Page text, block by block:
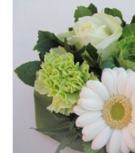
Kleine asdragers
Grafdecoratie
Naar website